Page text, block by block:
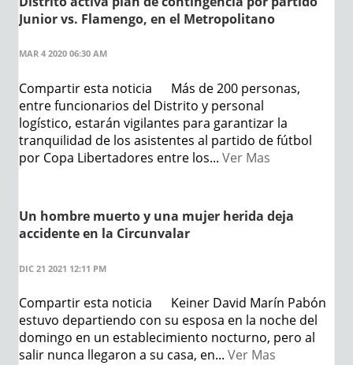
Junior vs. Flamengo, en el Metropolitano
MAR 4 2020 06:30 AM
Compartir esta noticia Más de 200 personas,
entre funcionarios del Distrito y personal
logístico, estarán vigilantes para garantizar la
tranquilidad de los asistentes al partido de fútbol
por Copa Libertadores entre los... Ver Mas
Un hombre muerto y una mujer herida deja
accidente en la Circunvalar
DIC 21 2021 12:11 PM
Compartir esta noticia Keiner David Marín Pabón
estuvo departiendo con su esposa en la noche del
domingo en un establecimiento nocturno, pero al
salir nunca llegaron a su casa, en... Ver Mas